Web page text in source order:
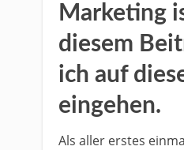
Marketing
diesem
ich auf
eingehen.
Als aller erstes